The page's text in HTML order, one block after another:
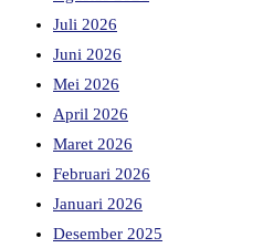
Juli 2026
Juni 2026
Mei 2026
April 2026
Maret 2026
Februari 2026
Januari 2026
Desember 2025